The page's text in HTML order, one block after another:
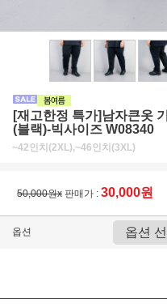
[재고한정 특가]남자큰옷
(블랙)-빅사이즈 W08340
~42인치(2XL),~46인치(3XL)
50,000원x 판매가 : 30,000원
옵션